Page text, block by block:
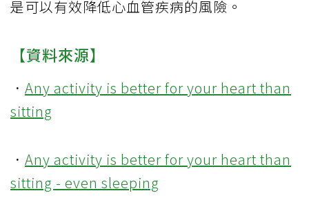
是可以有效降低心血管疾病的風險。
【資料來源】
． Any activity is better for your heart than
sitting
． Any activity is better for your heart than
sitting - even sleeping